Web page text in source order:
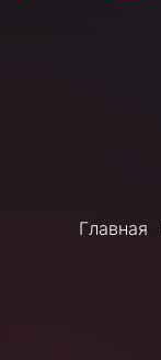
Главная